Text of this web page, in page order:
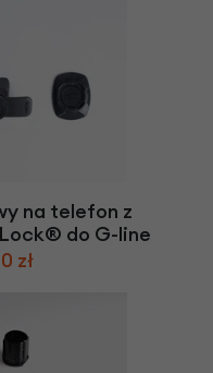
na telefon z
do G-line
zł